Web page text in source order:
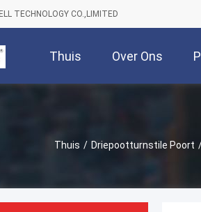
TECHNOLOGY CO.,LIMITED
Thuis Over Ons
Thuis / Driepootturnstile Poort